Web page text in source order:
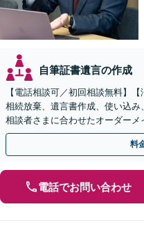
自筆証書遺言の作成
【電話相談可／初回相談無料】
相続放棄、遺言書作成、使い込み
相談者さまに合わせたオーダー
宅や病院への出張面談も可能です
料
電話でお問い合わせ